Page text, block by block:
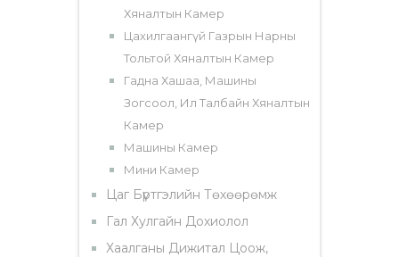
Хяналтын Камер
Цахилгаангүй Газрын Нарны
Тольтой Хяналтын Камер
Гадна Хашаа, Машины
Зогсоол, Ил Талбайн Хяналтын
Камер
Машины Камер
Мини Камер
Цаг Бүртгэлийн Төхөөрөмж
Гал Хулгайн Дохиолол
Хаалганы Дижитал Цоож,